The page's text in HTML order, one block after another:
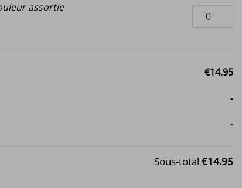
assortie
€14.95
-
-
Sous-total €14.95